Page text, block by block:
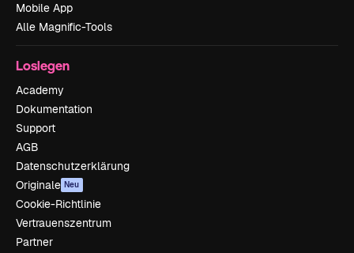
Mobile App
Alle Magnific-Tools
Loslegen
Academy
Dokumentation
Support
AGB
Datenschutzerklärung
Originale Neu
Cookie-Richtlinie
Vertrauenszentrum
Partner